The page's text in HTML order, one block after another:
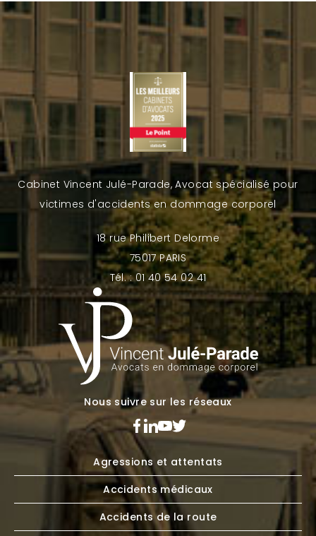
Cabinet Vincent Julé-Parade, Avocat spécialisé pour
victimes d'accidents en dommage corporel
18 rue Philibert Delorme
75017 PARIS
Tél. : 01 40 54 02 41
Nous suivre sur les réseaux
Agressions et attentats
Accidents médicaux
Accidents de la route